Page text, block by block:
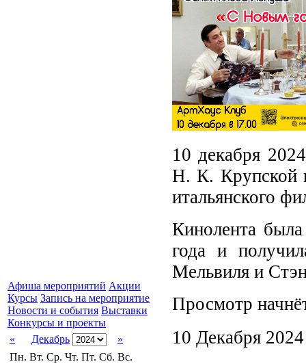
Афиша мероприятий Акции
Курсы Запись на мероприятие
Новости и события Выставки
Конкурсы и проекты
«
Декабрь
»
Пн. Вт. Ср. Чт. Пт. Сб. Вс.
10 декабря
Н. К. Крупской
итальянского
Кинолента
года и
Мельвиля и
Просмотр
10 Декабря 2024